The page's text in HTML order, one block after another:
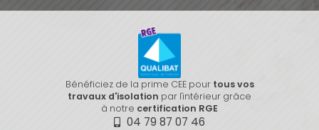
Bénéficiez de la prime CEE pourtous vos
travaux d'isolation par l'intérieur grâce
à notre certification RGE
04 79 87 07 46